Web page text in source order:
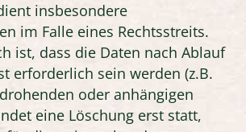
insbesondere
im Falle eines Rechtsstreits.
ist, dass die Daten nach Ablauf
erforderlich sein werden (z.B.
oder anhängigen
eine Löschung erst statt,